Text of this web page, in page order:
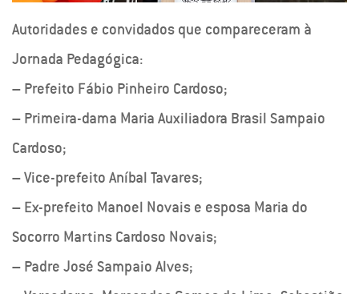
Autoridades e convidados que compareceram à
Jornada Pedagógica:
– Prefeito Fábio Pinheiro Cardoso;
– Primeira-dama Maria Auxiliadora Brasil Sampaio
Cardoso;
– Vice-prefeito Aníbal Tavares;
– Ex-prefeito Manoel Novais e esposa Maria do
Socorro Martins Cardoso Novais;
– Padre José Sampaio Alves;